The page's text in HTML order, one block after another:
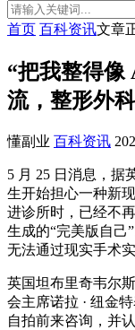
首页 百科资讯文章
“把我整得像
流，整形外
懂副业 百科资讯
5 月 25 日消息，据
生开始担心一种新
进诊所时，已经不
生成的“完美版自己
无法通过现实手术实
英国坦布里奇韦尔
会主席诺拉 · 纽金
自拍前来咨询，并